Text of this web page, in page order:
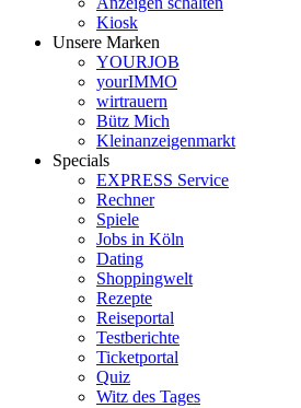
Kiosk
Unsere Marken
YOURJOB
yourIMMO
wirtrauern
Bütz Mich
Kleinanzeigenmarkt
Specials
EXPRESS Service
Rechner
Spiele
Jobs in Köln
Dating
Shoppingwelt
Rezepte
Reiseportal
Testberichte
Ticketportal
Quiz
Witz des Tages